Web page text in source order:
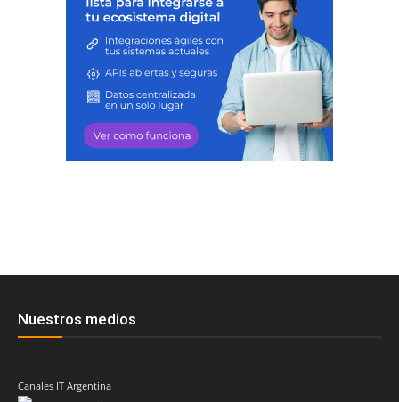
Nuestros medios
Canales IT Argentina